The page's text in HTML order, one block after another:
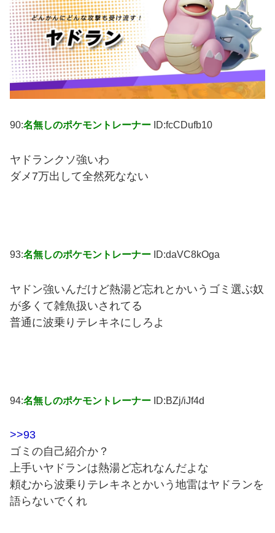
90:名無しのポケモントレーナー ID:fcCDufb10
ヤドランクソ強いわ
ダメ7万出して全然死なない
93:名無しのポケモントレーナー ID:daVC8kOga
ヤドン強いんだけど熱湯ど忘れとかいうゴミ選ぶ奴
が多くて雑魚扱いされてる
普通に波乗りテレキネにしろよ
94:名無しのポケモントレーナー ID:BZj/iJf4d
>>93
ゴミの自己紹介か？
上手いヤドランは熱湯ど忘れなんだよな
頼むから波乗りテレキネとかいう地雷はヤドランを
語らないでくれ